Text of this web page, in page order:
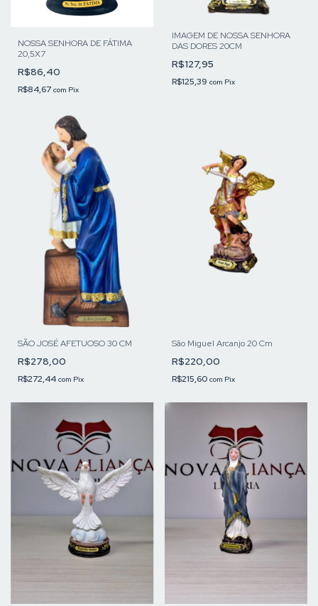
NOSSA SENHORA DE FÁTIMA
20,5X7
R$86,40
R$84,67 com Pix
IMAGEM DE NOSSA SENHORA
DAS DORES 20CM
R$127,95
R$125,39 com Pix
SÃO JOSÉ AFETUOSO 30 CM
R$278,00
R$272,44 com Pix
São Miguel Arcanjo 20 Cm
R$220,00
R$215,60 com Pix